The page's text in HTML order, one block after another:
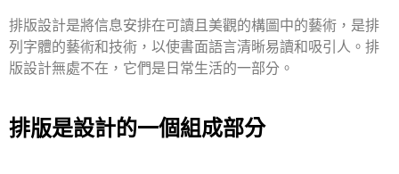
排版設計是將信息安排在可讀且美觀的構圖中的藝術，是排
列字體的藝術和技術，以使書面語言清晰易讀和吸引人。排
版設計無處不在，它們是日常生活的一部分。
排版是設計的一個組成部分